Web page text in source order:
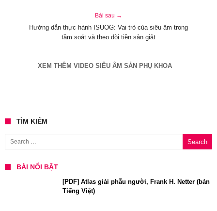
Bài sau →
Hướng dẫn thực hành ISUOG: Vai trò của siêu âm trong
tầm soát và theo dõi tiền sản giật
XEM THÊM VIDEO SIÊU ÂM SẢN PHỤ KHOA
TÌM KIẾM
Search for:
BÀI NỔI BẬT
[PDF] Atlas giải phẫu người, Frank H. Netter (bản
Tiếng Việt)